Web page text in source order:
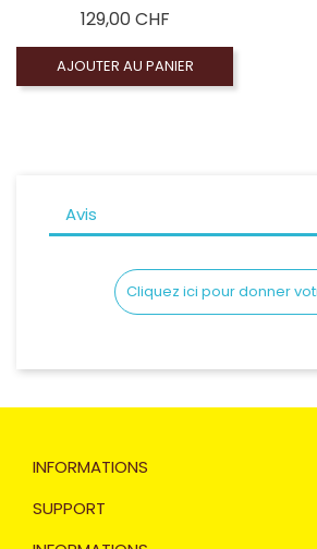
129,00 CHFPrix
AJOUTER AU PANIER
Avis
Cliquez ici pour donner
INFORMATIONS
SUPPORT